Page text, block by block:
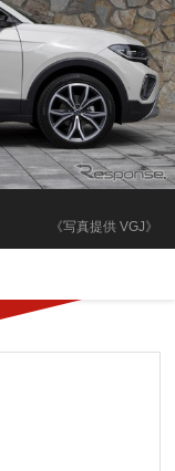
《写真提供 VGJ》